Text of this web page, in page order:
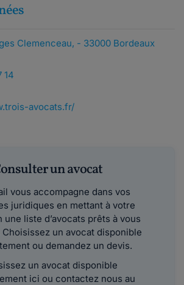
Clemenceau, - 33000 Bordeaux
14
avocats.fr/
un avocat
vous accompagne dans vos
juridiques en mettant à votre
une liste d’avocats prêts à vous
un avocat disponible
ou demandez un devis.
un avocat disponible
ici ou contactez nous au